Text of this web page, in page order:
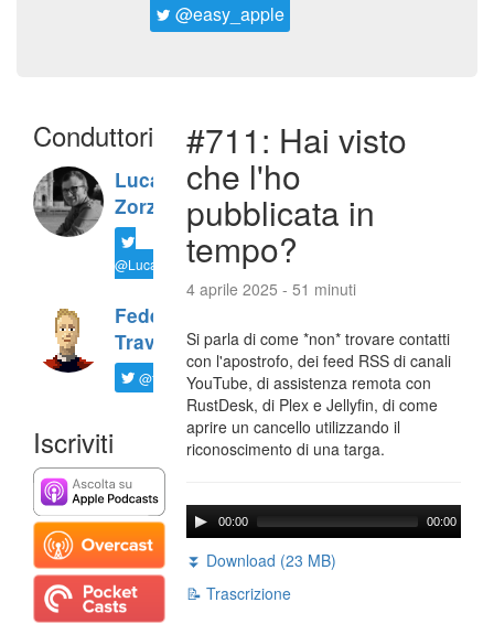
@easy_apple
Conduttori
Luca
Zorzi
@LucaTNT
Federico
Travaini
@ftrava
Iscriviti
#711: Hai visto
che l'ho
pubblicata in
tempo?
4 aprile 2025 - 51 minuti
Si parla di come *non* trovare contatti
con l'apostrofo, dei feed RSS di canali
YouTube, di assistenza remota con
RustDesk, di Plex e Jellyfin, di come
aprire un cancello utilizzando il
riconoscimento di una targa.
00:00 00:00
⏬ Download (23 MB)
📝 Trascrizione